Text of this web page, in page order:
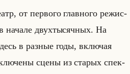
от пер­во­го глав­но­го ре­жис­
на­ча­ле двух­ты­сяч­ных. На
в раз­ные годы, вклю­чая
сцены из ста­рых спек­